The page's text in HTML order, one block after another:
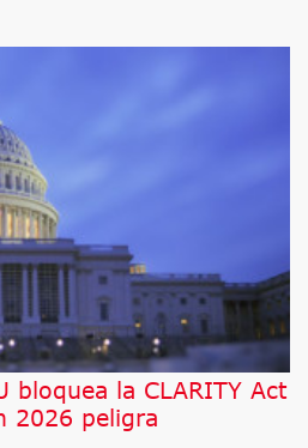
bloquea la CLARITY Act
2026 peligra